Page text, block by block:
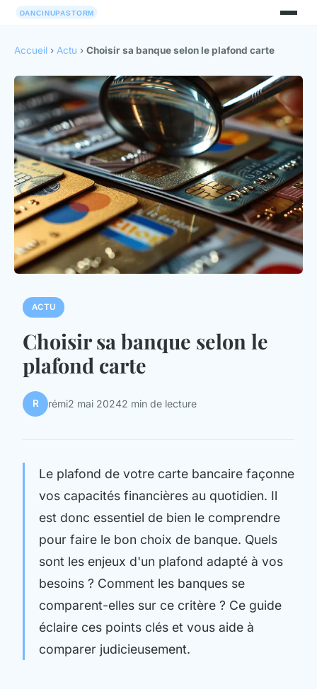
Accueil › Actu › Choisir sa banque selon le plafond carte
ACTU
Choisir sa banque selon le
plafond carte
R rémi2 mai 20242 min de lecture
Le plafond de votre carte bancaire façonne
vos capacités financières au quotidien. Il
est donc essentiel de bien le comprendre
pour faire le bon choix de banque. Quels
sont les enjeux d'un plafond adapté à vos
besoins ? Comment les banques se
comparent-elles sur ce critère ? Ce guide
éclaire ces points clés et vous aide à
comparer judicieusement.